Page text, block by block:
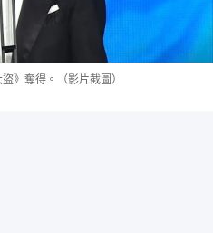
》奪得。（影片截圖）